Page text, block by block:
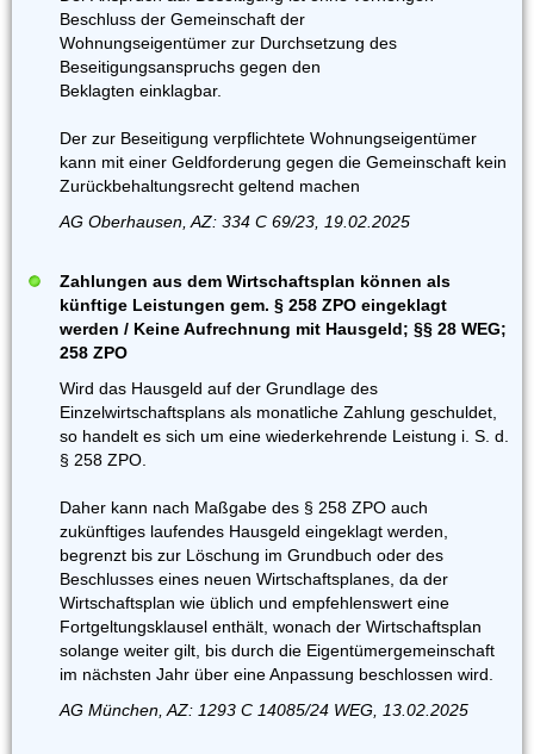
Beschluss der Gemeinschaft der
Wohnungseigentümer zur Durchsetzung des
Beseitigungsanspruchs gegen den
Beklagten einklagbar.
Der zur Beseitigung verpflichtete Wohnungseigentümer
kann mit einer Geldforderung gegen die Gemeinschaft kein
Zurückbehaltungsrecht geltend machen
AG Oberhausen, AZ: 334 C 69/23, 19.02.2025
Zahlungen aus dem Wirtschaftsplan können als
künftige Leistungen gem. § 258 ZPO eingeklagt
werden / Keine Aufrechnung mit Hausgeld; §§ 28 WEG;
258 ZPO
Wird das Hausgeld auf der Grundlage des
Einzelwirtschaftsplans als monatliche Zahlung geschuldet,
so handelt es sich um eine wiederkehrende Leistung i. S. d.
§ 258 ZPO.
Daher kann nach Maßgabe des § 258 ZPO auch
zukünftiges laufendes Hausgeld eingeklagt werden,
begrenzt bis zur Löschung im Grundbuch oder des
Beschlusses eines neuen Wirtschaftsplanes, da der
Wirtschaftsplan wie üblich und empfehlenswert eine
Fortgeltungsklausel enthält, wonach der Wirtschaftsplan
solange weiter gilt, bis durch die Eigentümergemeinschaft
im nächsten Jahr über eine Anpassung beschlossen wird.
AG München, AZ: 1293 C 14085/24 WEG, 13.02.2025